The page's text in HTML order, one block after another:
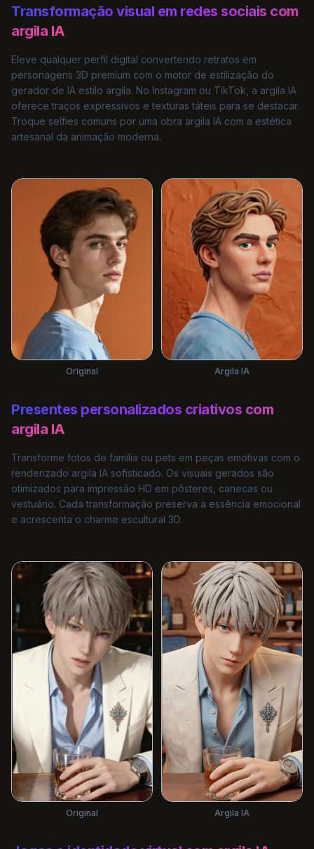
Transformação visual em redes sociais com
argila IA
Eleve qualquer perfil digital convertendo retratos em
personagens 3D premium com o motor de estilização do
gerador de IA estilo argila. No Instagram ou TikTok, a argila IA
oferece traços expressivos e texturas táteis para se destacar.
Troque selfies comuns por uma obra argila IA com a estética
artesanal da animação moderna.
Presentes personalizados criativos com
argila IA
Transforme fotos de família ou pets em peças emotivas com o
renderizado argila IA sofisticado. Os visuais gerados são
otimizados para impressão HD em pôsteres, canecas ou
vestuário. Cada transformação preserva a essência emocional
e acrescenta o charme escultural 3D.
Original Argila IA
Original Argila IA